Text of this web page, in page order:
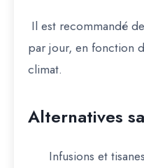
Il est recommandé
par jour, en fonction
climat.
Alternatives
Infusions et tisanes